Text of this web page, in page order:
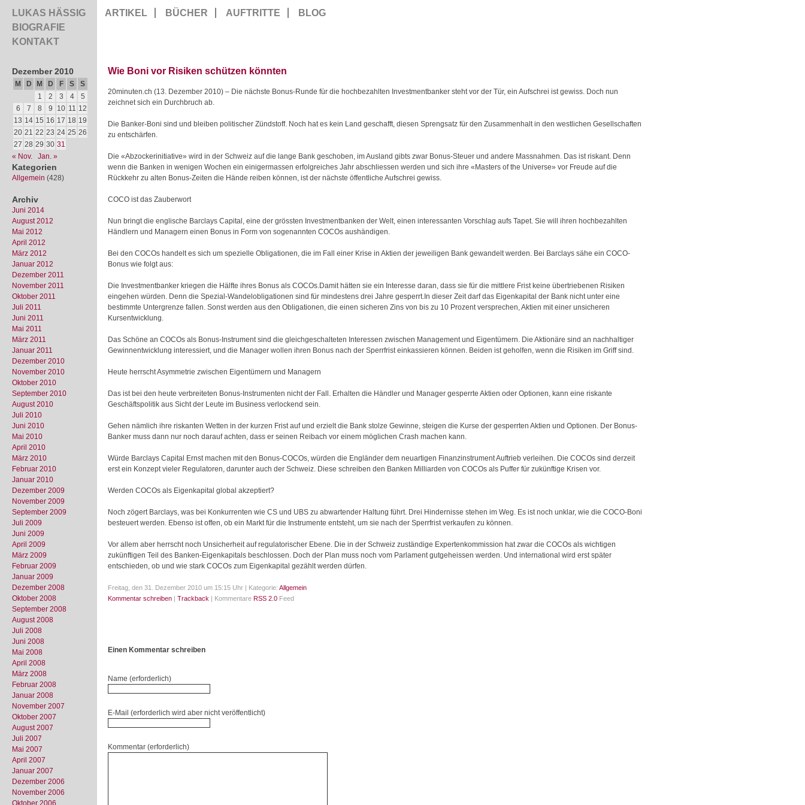
LUKAS HÄSSIG
BIOGRAFIE
KONTAKT
ARTIKEL BÜCHER AUFTRITTE BLOG
Dezember 2010
M D M D F S
S
1
2 3 4
5
6
7 8 9 10 11 12
13 14 15 16 17 18 19
20 21 22 23 24 25 26
27 28 29 30 31
« Nov.
Jan. »
Kategorien
Allgemein (428)
Archiv
Juni 2014
August 2012
Mai 2012
April 2012
März 2012
Januar 2012
Dezember 2011
November 2011
Oktober 2011
Juli 2011
Juni 2011
Mai 2011
März 2011
Januar 2011
Dezember 2010
November 2010
Oktober 2010
September 2010
August 2010
Juli 2010
Juni 2010
Mai 2010
April 2010
März 2010
Februar 2010
Januar 2010
Dezember 2009
November 2009
September 2009
Juli 2009
Juni 2009
April 2009
März 2009
Februar 2009
Januar 2009
Dezember 2008
Oktober 2008
September 2008
August 2008
Juli 2008
Juni 2008
Mai 2008
April 2008
März 2008
Februar 2008
Januar 2008
November 2007
Oktober 2007
August 2007
Juli 2007
Mai 2007
April 2007
Januar 2007
Dezember 2006
November 2006
Oktober 2006
Wie Boni vor Risiken schützen könnten
20minuten.ch (13. Dezember 2010) – Die nächste Bonus-Runde für die hochbezahlten Investmentbanker steht vor der Tür, ein Aufschrei ist gewiss. Doch nun
zeichnet sich ein Durchbruch ab.
Die Banker-Boni sind und bleiben politischer Zündstoff. Noch hat es kein Land geschafft, diesen Sprengsatz für den Zusammenhalt in den westlichen Gesellschaften
zu entschärfen.
Die «Abzockerinitiative» wird in der Schweiz auf die lange Bank geschoben, im Ausland gibts zwar Bonus-Steuer und andere Massnahmen. Das ist riskant. Denn
wenn die Banken in wenigen Wochen ein einigermassen erfolgreiches Jahr abschliessen werden und sich ihre «Masters of the Universe» vor Freude auf die
Rückkehr zu alten Bonus-Zeiten die Hände reiben können, ist der nächste öffentliche Aufschrei gewiss.
COCO ist das Zauberwort
Nun bringt die englische Barclays Capital, eine der grössten Investmentbanken der Welt, einen interessanten Vorschlag aufs Tapet. Sie will ihren hochbezahlten
Händlern und Managern einen Bonus in Form von sogenannten COCOs aushändigen.
Bei den COCOs handelt es sich um spezielle Obligationen, die im Fall einer Krise in Aktien der jeweiligen Bank gewandelt werden. Bei Barclays sähe ein COCO-
Bonus wie folgt aus:
Die Investmentbanker kriegen die Hälfte ihres Bonus als COCOs.Damit hätten sie ein Interesse daran, dass sie für die mittlere Frist keine übertriebenen Risiken
eingehen würden. Denn die Spezial-Wandelobligationen sind für mindestens drei Jahre gesperrt.In dieser Zeit darf das Eigenkapital der Bank nicht unter eine
bestimmte Untergrenze fallen. Sonst werden aus den Obligationen, die einen sicheren Zins von bis zu 10 Prozent versprechen, Aktien mit einer unsicheren
Kursentwicklung.
Das Schöne an COCOs als Bonus-Instrument sind die gleichgeschalteten Interessen zwischen Management und Eigentümern. Die Aktionäre sind an nachhaltiger
Gewinnentwicklung interessiert, und die Manager wollen ihren Bonus nach der Sperrfrist einkassieren können. Beiden ist geholfen, wenn die Risiken im Griff sind.
Heute herrscht Asymmetrie zwischen Eigentümern und Managern
Das ist bei den heute verbreiteten Bonus-Instrumenten nicht der Fall. Erhalten die Händler und Manager gesperrte Aktien oder Optionen, kann eine riskante
Geschäftspolitik aus Sicht der Leute im Business verlockend sein.
Gehen nämlich ihre riskanten Wetten in der kurzen Frist auf und erzielt die Bank stolze Gewinne, steigen die Kurse der gesperrten Aktien und Optionen. Der Bonus-
Banker muss dann nur noch darauf achten, dass er seinen Reibach vor einem möglichen Crash machen kann.
Würde Barclays Capital Ernst machen mit den Bonus-COCOs, würden die Engländer dem neuartigen Finanzinstrument Auftrieb verleihen. Die COCOs sind derzeit
erst ein Konzept vieler Regulatoren, darunter auch der Schweiz. Diese schreiben den Banken Milliarden von COCOs als Puffer für zukünftige Krisen vor.
Werden COCOs als Eigenkapital global akzeptiert?
Noch zögert Barclays, was bei Konkurrenten wie CS und UBS zu abwartender Haltung führt. Drei Hindernisse stehen im Weg. Es ist noch unklar, wie die COCO-Boni
besteuert werden. Ebenso ist offen, ob ein Markt für die Instrumente entsteht, um sie nach der Sperrfrist verkaufen zu können.
Vor allem aber herrscht noch Unsicherheit auf regulatorischer Ebene. Die in der Schweiz zuständige Expertenkommission hat zwar die COCOs als wichtigen
zukünftigen Teil des Banken-Eigenkapitals beschlossen. Doch der Plan muss noch vom Parlament gutgeheissen werden. Und international wird erst später
entschieden, ob und wie stark COCOs zum Eigenkapital gezählt werden dürfen.
Freitag, den 31. Dezember 2010 um 15:15 Uhr | Kategorie: Allgemein
Kommentar schreiben | Trackback | Kommentare RSS 2.0 Feed
Einen Kommentar schreiben
Name (erforderlich)
E-Mail (erforderlich wird aber nicht veröffentlicht)
Kommentar (erforderlich)